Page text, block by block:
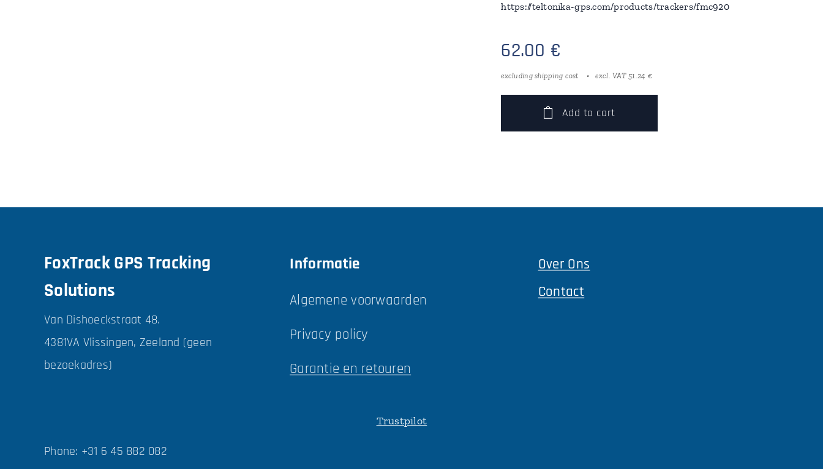
https://teltonika-gps.com/products/trackers/fmc920
62.00 €
excluding shipping cost excl. VAT 51.24 €
Add to cart
FoxTrack GPS Tracking
Solutions
Van Dishoeckstraat 48.
4381VA Vlissingen, Zeeland (geen
bezoekadres)
Phone: +31 6 45 882 082
Informatie
Algemene voorwaarden
Privacy policy
Garantie en retouren
Trustpilot
Over Ons
Contact